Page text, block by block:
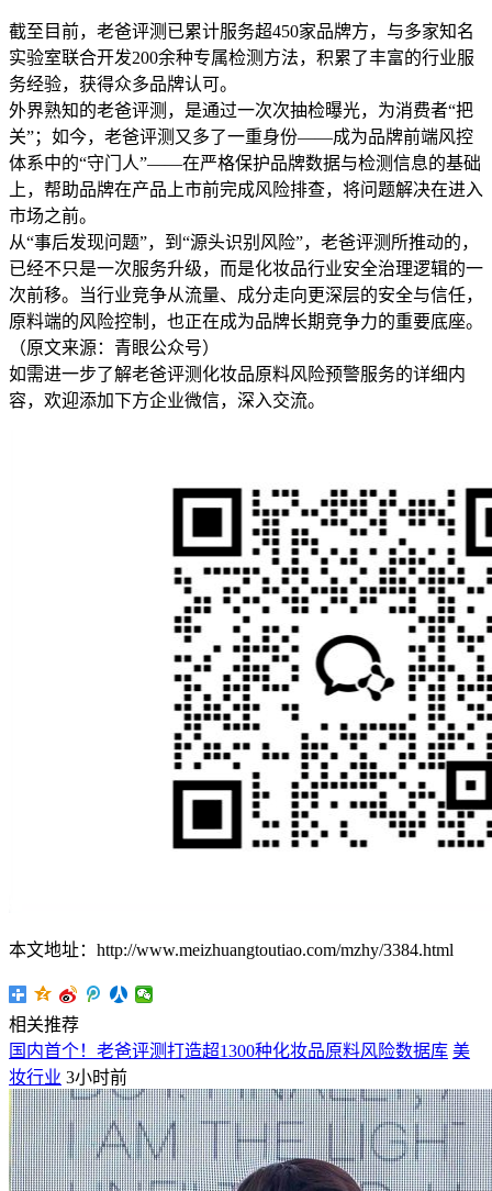
截至目前，老爸评测已累计服务超450家品牌方，与多家知名
实验室联合开发200余种专属检测方法，积累了丰富的行业服
务经验，获得众多品牌认可。
外界熟知的老爸评测，是通过一次次抽检曝光，为消费者“把
关”；如今，老爸评测又多了一重身份——成为品牌前端风控
体系中的“守门人”——在严格保护品牌数据与检测信息的基础
上，帮助品牌在产品上市前完成风险排查，将问题解决在进入
市场之前。
从“事后发现问题”，到“源头识别风险”，老爸评测所推动的，
已经不只是一次服务升级，而是化妆品行业安全治理逻辑的一
次前移。当行业竞争从流量、成分走向更深层的安全与信任，
原料端的风险控制，也正在成为品牌长期竞争力的重要底座。
（原文来源：青眼公众号）
如需进一步了解老爸评测化妆品原料风险预警服务的详细内
容，欢迎添加下方企业微信，深入交流。
本文地址：http://www.meizhuangtoutiao.com/mzhy/3384.html
相关推荐
国内首个！老爸评测打造超1300种化妆品原料风险数据库 美
妆行业 3小时前